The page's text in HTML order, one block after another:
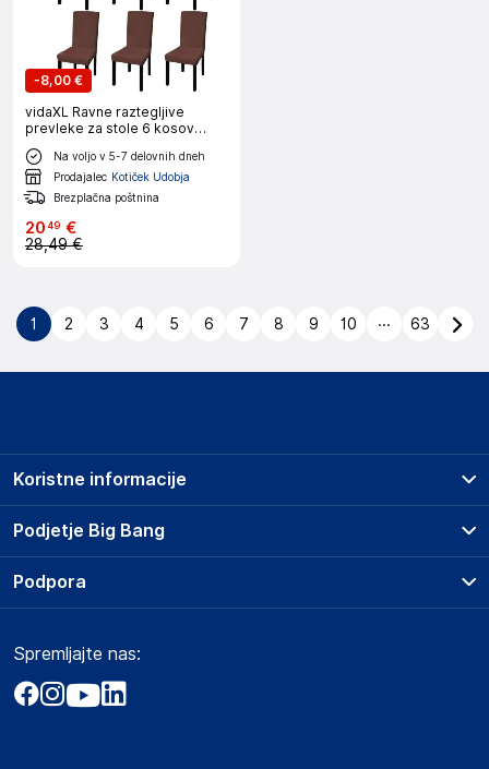
-8,00 €
vidaXL Ravne raztegljive
prevleke za stole 6 kosov
rjave
Na voljo v 5-7 delovnih dneh
Prodajalec Kotiček Udobja
Brezplačna poštnina
2049 €
28,49 €
1 2 3 4 5 6 7 8 9 10 ... 63
Podjetje Big Bang
O podjetju
Obvestila za javnost
Akt o digitalnih storitvah
Koristne informacije
Prodajna mesta
Storitve
Dostava, vnos in odvoz
Zavarovanje izdelkov
Podpora
Marketplace
Kako oddati naročilo?
Spremljajte nas: